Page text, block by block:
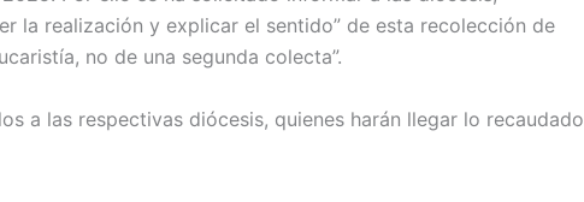
la realización y explicar el sentido” de esta recolección de
no de una segunda colecta”.
a las respectivas diócesis, quienes harán llegar lo recaudado